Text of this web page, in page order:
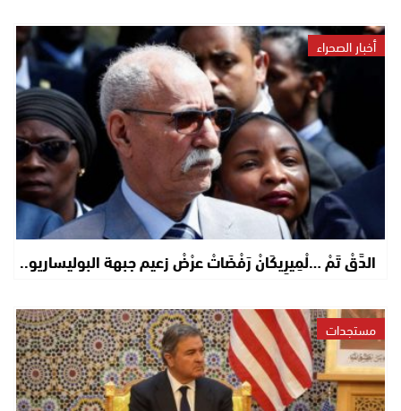
أخبار الصحراء
الدَّقْ تَمْ …لْمِيرِيكَانْ رَفْضَاتْ عرْضْ زعيم جبهة البوليساريو..
مستجدات